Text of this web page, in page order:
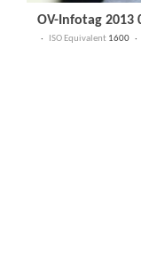
OV-Infotag 2013
· ISO Equivalent 1600 ·